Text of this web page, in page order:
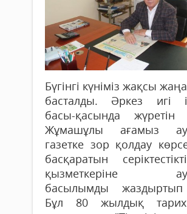
Бүгінгі күніміз жақсы
басталды. Әркез игі
басы-қасында жүретін
Жұмашұлы ағамыз
газетке зор қолдау
басқаратын
қызметкеріне
басылымды жаздыртып
Бұл 80 жылдық